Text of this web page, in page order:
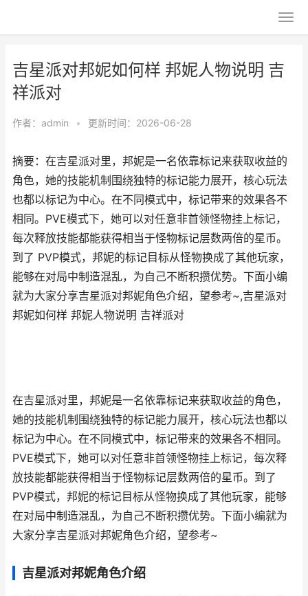
吉星派对邦妮如何样 邦妮人物说明 吉
祥派对
作者： admin • 更新时间：2026-06-28
摘要：在吉星派对里，邦妮是一名依靠标记来获取收益的
角色，她的技能机制围绕独特的标记能力展开，核心玩法
也都以标记为中心。在不同模式中，标记带来的效果各不
相同。PVE模式下，她可以对任意非首领怪物挂上标记，
每次释放技能都能获得相当于怪物标记层数两倍的星币。
到了 PVP模式，邦妮的标记目标从怪物换成了其他玩家，
能够在对局中制造混乱，为自己不断积攒优势。下面小编
就为大家分享吉星派对邦妮角色介绍，望参考~,吉星派对
邦妮如何样 邦妮人物说明 吉祥派对
在吉星派对里，邦妮是一名依靠标记来获取收益的角色，
她的技能机制围绕独特的标记能力展开，核心玩法也都以
标记为中心。在不同模式中，标记带来的效果各不相同。
PVE模式下，她可以对任意非首领怪物挂上标记，每次释
放技能都能获得相当于怪物标记层数两倍的星币。到了
PVP模式，邦妮的标记目标从怪物换成了其他玩家，能够
在对局中制造混乱，为自己不断积攒优势。下面小编就为
大家分享吉星派对邦妮角色介绍，望参考~
吉星派对邦妮角色介绍